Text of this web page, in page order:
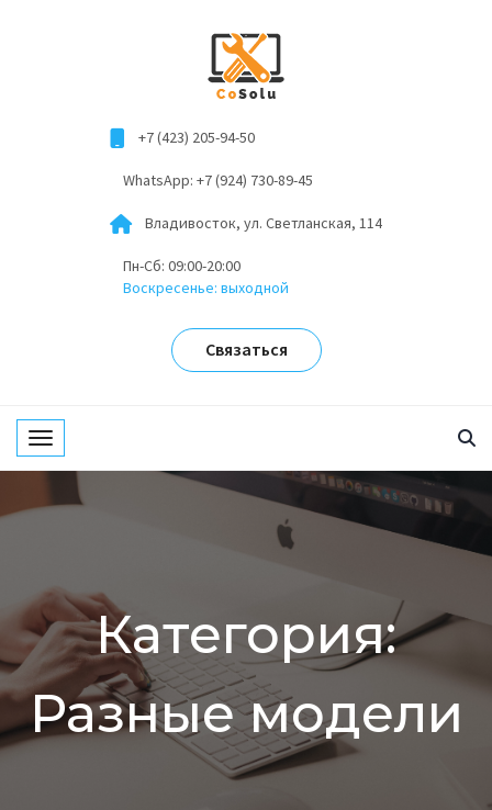
+7 (423) 205-94-50
WhatsApp: +7 (924) 730-89-45
Владивосток, ул. Светланская, 114
Пн-Сб: 09:00-20:00
Воскресенье: выходной
Связаться
Toggle navigation
Категория:
Разные модели